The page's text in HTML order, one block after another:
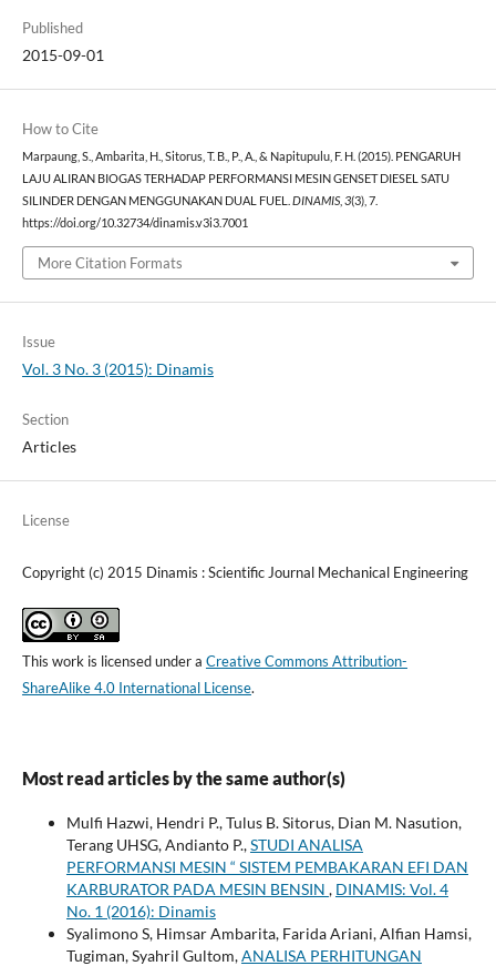
Published
2015-09-01
How to Cite
Marpaung, S., Ambarita, H., Sitorus, T. B., P., A., & Napitupulu, F. H. (2015). PENGARUH
LAJU ALIRAN BIOGAS TERHADAP PERFORMANSI MESIN GENSET DIESEL SATU
SILINDER DENGAN MENGGUNAKAN DUAL FUEL. DINAMIS, 3(3), 7.
https://doi.org/10.32734/dinamis.v3i3.7001
More Citation Formats
Issue
Vol. 3 No. 3 (2015): Dinamis
Section
Articles
License
Copyright (c) 2015 Dinamis : Scientific Journal Mechanical Engineering
This work is licensed under a Creative Commons Attribution-
ShareAlike 4.0 International License.
Most read articles by the same author(s)
Mulfi Hazwi, Hendri P., Tulus B. Sitorus, Dian M. Nasution,
Terang UHSG, Andianto P.,STUDI ANALISA
PERFORMANSI MESIN “ SISTEM PEMBAKARAN EFI DAN
KARBURATOR PADA MESIN BENSIN , DINAMIS: Vol. 4
No. 1 (2016): Dinamis
Syalimono S, Himsar Ambarita, Farida Ariani, Alfian Hamsi,
Tugiman, Syahril Gultom,ANALISA PERHITUNGAN